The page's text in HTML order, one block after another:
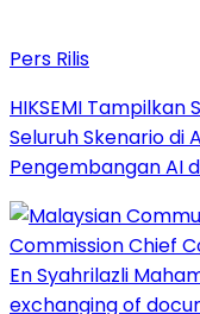
Pers Rilis
HIKSEMI
Seluruh Skenario di
Pengembangan AI